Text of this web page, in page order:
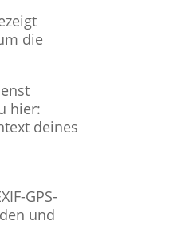
die
hier:
deines
GPS-
und